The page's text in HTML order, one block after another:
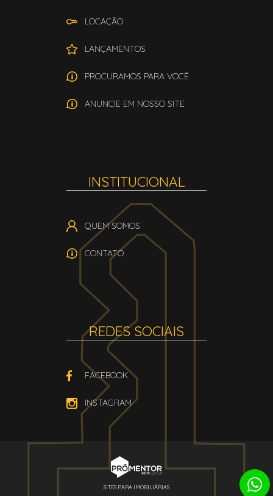
LOCAÇÃO
LANÇAMENTOS
PROCURAMOS PARA VOCÊ
ANUNCIE EM NOSSO SITE
INSTITUCIONAL
QUEM SOMOS
CONTATO
REDES SOCIAIS
FACEBOOK
INSTAGRAM
SITES PARA IMOBILIÁRIAS